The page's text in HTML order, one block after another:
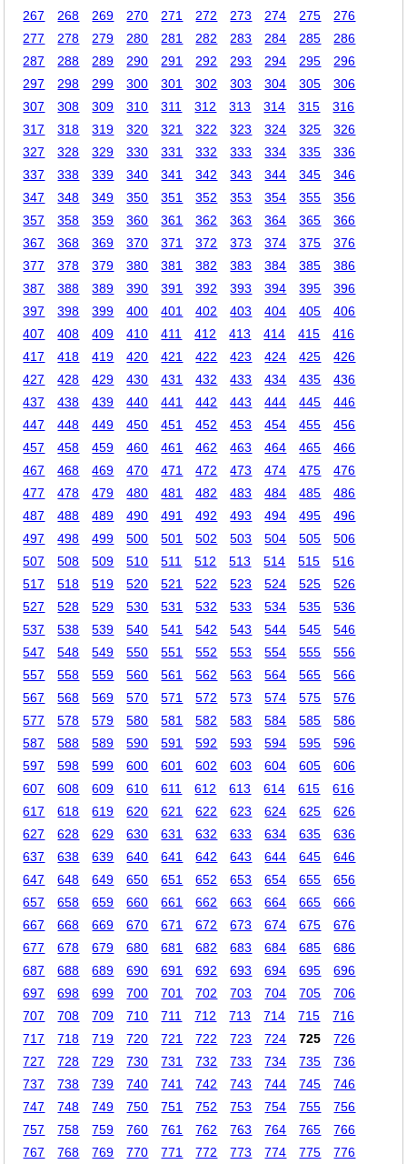
267 268 269 270 271 272 273 274 275
276
277
278 279 280 281 282 283 284 285
286
287
288 289 290 291 292 293 294 295
296
297
298 299 300 301 302 303 304 305
306
307
308 309 310 311 312 313 314 315
316
317
318 319 320 321 322 323 324 325
326
327
328 329 330 331 332 333 334 335
336
337
338 339 340 341 342 343 344 345
346
347
348 349 350 351 352 353 354 355
356
357
358 359 360 361 362 363 364 365
366
367
368 369 370 371 372 373 374 375
376
377
378 379 380 381 382 383 384 385
386
387
388 389 390 391 392 393 394 395
396
397
398 399 400 401 402 403 404 405
406
407
408 409 410 411 412 413 414 415
416
417
418 419 420 421 422 423 424 425
426
427
428 429 430 431 432 433 434 435
436
437
438 439 440 441 442 443 444 445
446
447
448 449 450 451 452 453 454 455
456
457
458 459 460 461 462 463 464 465
466
467
468 469 470 471 472 473 474 475
476
477
478 479 480 481 482 483 484 485
486
487
488 489 490 491 492 493 494 495
496
497
498 499 500 501 502 503 504 505
506
507
508 509 510 511 512 513 514 515
516
517
518 519 520 521 522 523 524 525
526
527
528 529 530 531 532 533 534 535
536
537
538 539 540 541 542 543 544 545
546
547
548 549 550 551 552 553 554 555
556
557
558 559 560 561 562 563 564 565
566
567
568 569 570 571 572 573 574 575
576
577
578 579 580 581 582 583 584 585
586
587
588 589 590 591 592 593 594 595
596
597
598 599 600 601 602 603 604 605
606
607
608 609 610 611 612 613 614 615
616
617
618 619 620 621 622 623 624 625
626
627
628 629 630 631 632 633 634 635
636
637
638 639 640 641 642 643 644 645
646
647
648 649 650 651 652 653 654 655
656
657
658 659 660 661 662 663 664 665
666
667
668 669 670 671 672 673 674 675
676
677
678 679 680 681 682 683 684 685
686
687
688 689 690 691 692 693 694 695
696
697
698 699 700 701 702 703 704 705
706
707
708 709 710 711 712 713 714 715
716
717
718 719 720 721 722 723 724 725
726
727
728 729 730 731 732 733 734 735
736
737
738 739 740 741 742 743 744 745
746
747
748 749 750 751 752 753 754 755
756
757
758 759 760 761 762 763 764 765
766
767
768 769 770 771 772 773 774 775
776